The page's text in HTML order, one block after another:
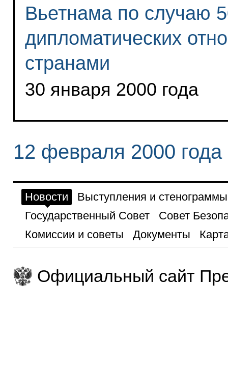
Вьетнама по случаю
дипломатических
странами
30 января 2000 года
12 февраля 2000 года
Новости
Выступления и стенограммы
Государственный Совет
Совет
Комиссии и советы
Документы
Официальный сайт